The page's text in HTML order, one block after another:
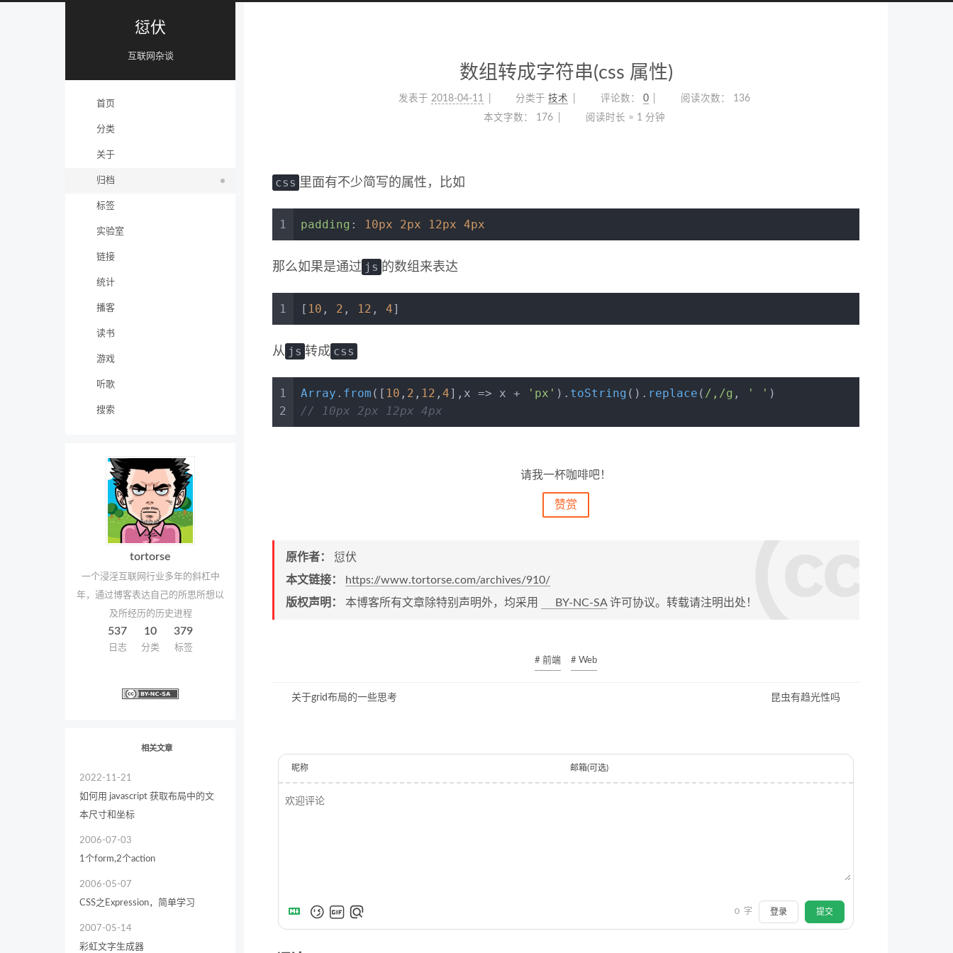
愆伏
互联网杂谈
首页
分类
关于
归档
标签
实验室
链接
统计
播客
读书
游戏
听歌
搜索
tortorse
一个浸淫互联网行业多年的斜杠中
年，通过博客表达自己的所思所想以
及所经历的历史进程
537
日志
10
分类
379
标签
相关文章
2022-11-21
如何用 javascript 获取布局中的文
本尺寸和坐标
2006-07-03
1个form,2个action
2006-05-07
CSS之Expression，简单学习
2007-05-14
彩虹文字生成器
数组转成字符串(css 属性)
发表于 2018-04-11 分类于 技术 评论数： 0 阅读次数：
136
本文字数：
176 阅读时长 ≈ 1 分钟
css 里面有不少简写的属性，比如
1 padding : 10px 2px 12px 4px
那么如果是通过 js 的数组来表达
1 [ 10 , 2 , 12 , 4]
从 js 转成 css
1
2
Array . from ([ 10 , 2 , 12 , 4], x => x + 'px' ). toString (). replace ( /,/g , ' ' )
// 10px 2px 12px 4px
请我一杯咖啡吧！
赞赏
原作者： 愆伏
本文链接：
https://www.tortorse.com/archives/910/
版权声明： 本博客所有文章除特别声明外，均采用 BY-NC-SA许可协议。转载请注明出处！
# 前端 # Web
关于grid布局的一些思考 昆虫有趋光性吗
昵称 邮箱(可选)
0 字 登录 提交